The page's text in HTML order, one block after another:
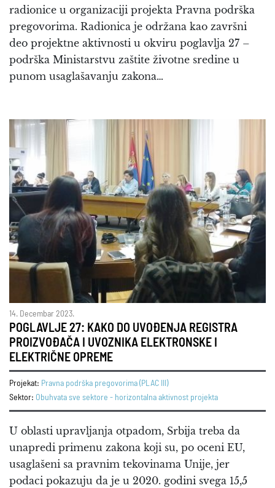
radionice u organizaciji projekta Pravna podrška
pregovorima. Radionica je održana kao završni
deo projektne aktivnosti u okviru poglavlja 27 –
podrška Ministarstvu zaštite životne sredine u
punom usaglašavanju zakona…
14. Decembar 2023.
POGLAVLJE 27: KAKO DO UVOĐENJA REGISTRA
PROIZVOĐAČA I UVOZNIKA ELEKTRONSKE I
ELEKTRIČNE OPREME
Projekat: Pravna podrška pregovorima (PLAC III)
Sektor: Obuhvata sve sektore - horizontalna aktivnost projekta
U oblasti upravljanja otpadom, Srbija treba da
unapredi primenu zakona koji su, po oceni EU,
usaglašeni sa pravnim tekovinama Unije, jer
podaci pokazuju da je u 2020. godini svega 15,5